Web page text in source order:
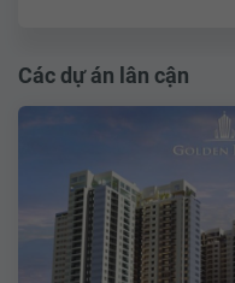
Các dự án lân cận